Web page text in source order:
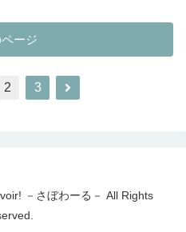
ージ
2 3
次
－さぼわーる－ All Rights